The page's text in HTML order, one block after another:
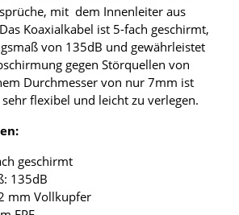
mit dem Innenleiter aus
Koaxialkabel ist 5-fach geschirmt,
von 135dB und gewährleistet
gegen Störquellen von
Durchmesser von nur 7mm ist
flexibel und leicht zu verlegen.
geschirmt
135dB
mm Vollkupfer